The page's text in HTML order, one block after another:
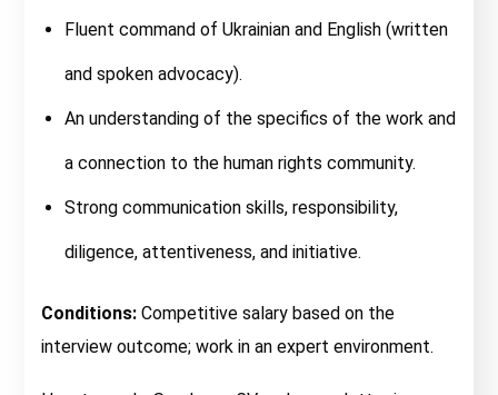
Fluent command of Ukrainian and English (written
and spoken advocacy).
An understanding of the specifics of the work and
a connection to the human rights community.
Strong communication skills, responsibility,
diligence, attentiveness, and initiative.
Conditions: Competitive salary based on the
interview outcome; work in an expert environment.